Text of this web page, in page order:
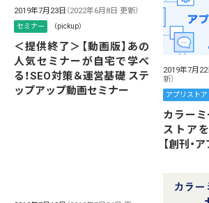
2019年7月23日 （2022年6月8日 更新）
セミナー （pickup）
＜提供終了＞【動画版】あの
人気セミナーが自宅で学べ
る！SEO対策＆運営基礎 ステ
ップアップ動画セミナー
2019年7月22
新）
アプリストア
カラー
ストア
【創刊・